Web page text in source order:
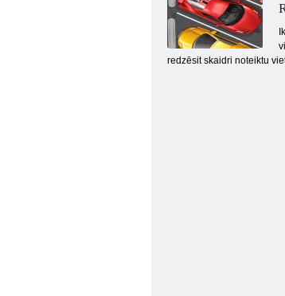
redzēsit skaidri noteiktu